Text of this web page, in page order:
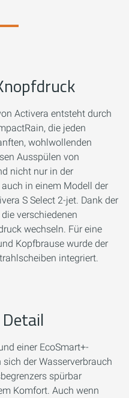
Activera entsteht durch
die jeden
wohlwollenden
Ausspülen von
nicht nur in der
in einem Modell der
S Select 2-jet. Dank der
verschiedenen
wechseln. Für eine
Kopfbrause wurde der
integriert.
einer EcoSmart+-
der Wasserverbrauch
spürbar
Komfort. Auch wenn